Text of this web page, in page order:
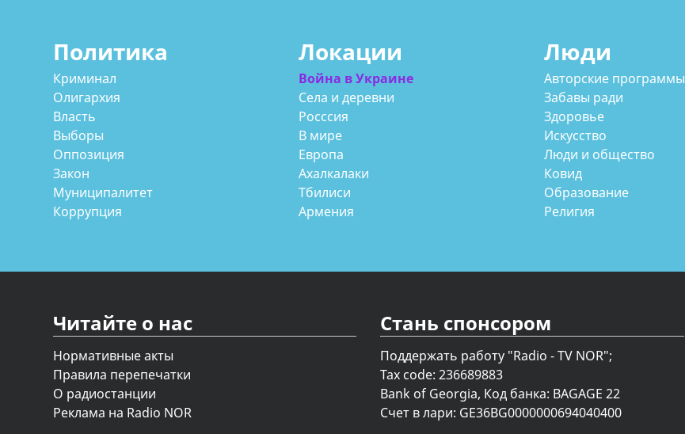
Политика
Криминал
Олигархия
Власть
Выборы
Оппозиция
Закон
Муниципалитет
Коррупция
Локации
Война в Украине
Села и деревни
Росссия
В мире
Европа
Ахалкалаки
Тбилиси
Армения
Люди
Авторские программы
Забавы ради
Здоровье
Искусство
Люди и общество
Ковид
Образование
Религия
Читайте о нас
Нормативные акты
Правила перепечатки
О радиостанции
Реклама на Radio NOR
Стань спонсором
Поддержать работу "Radio - TV NOR";
Tax code: 236689883
Bank of Georgia, Код банка: BAGAGE 22
Счет в лари: GE36BG0000000694040400